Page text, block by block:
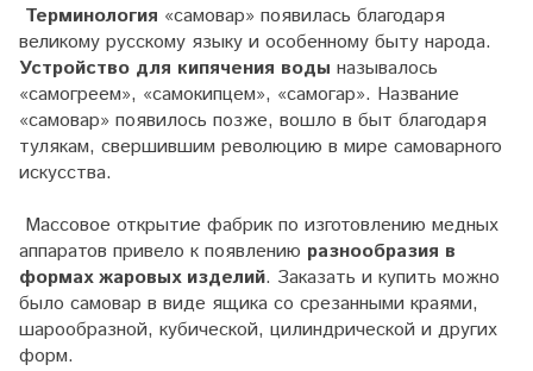
Терминология «самовар» появилась благодаря
великому русскому языку и особенному быту народа.
Устройство для кипячения воды называлось
«самогреем», «самокипцем», «самогар». Название
«самовар» появилось позже, вошло в быт благодаря
тулякам, свершившим революцию в мире самоварного
искусства.
Массовое открытие фабрик по изготовлению медных
аппаратов привело к появлению разнообразия в
формах жаровых изделий. Заказать и купить можно
было самовар в виде ящика со срезанными краями,
шарообразной, кубической, цилиндрической и других
форм.